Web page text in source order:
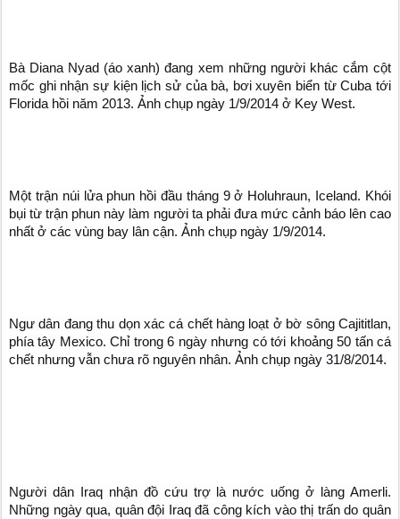
Bà Diana Nyad (áo xanh) đang xem những người khác cắm cột
mốc ghi nhận sự kiện lịch sử của bà, bơi xuyên biển từ Cuba tới
Florida hồi năm 2013. Ảnh chụp ngày 1/9/2014 ở Key West.
Một trận núi lửa phun hồi đầu tháng 9 ở Holuhraun, Iceland. Khói
bụi từ trận phun này làm người ta phải đưa mức cảnh báo lên cao
nhất ở các vùng bay lân cận. Ảnh chụp ngày 1/9/2014.
Ngư dân đang thu dọn xác cá chết hàng loạt ở bờ sông Cajititlan,
phía tây Mexico. Chỉ trong 6 ngày nhưng có tới khoảng 50 tấn cá
chết nhưng vẫn chưa rõ nguyên nhân. Ảnh chụp ngày 31/8/2014.
Người dân Iraq nhận đồ cứu trợ là nước uống ở làng Amerli.
Những ngày qua, quân đội Iraq đã công kích vào thị trấn do quân